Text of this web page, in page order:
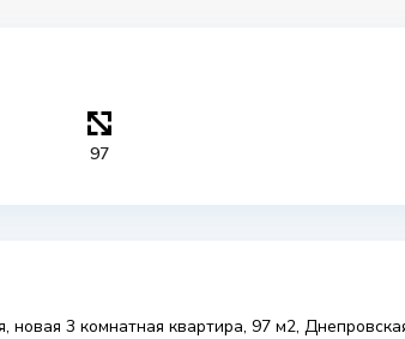
97
новая 3 комнатная квартира, 97 м2,